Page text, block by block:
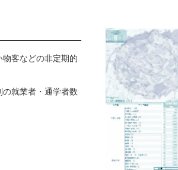
客などの非定期的
就業者・通学者数